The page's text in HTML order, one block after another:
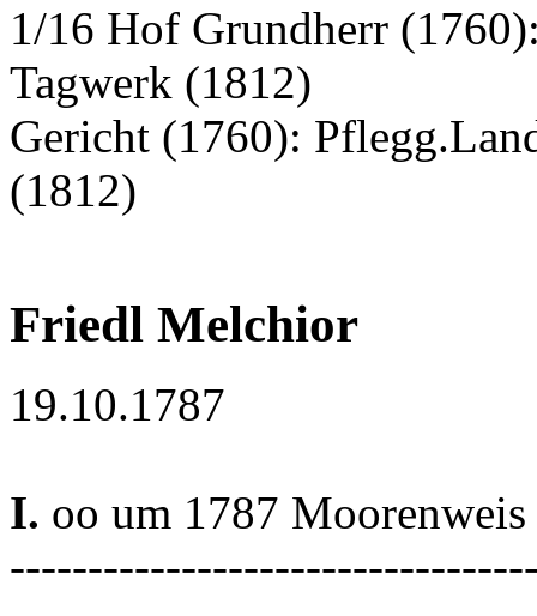
1/16 Hof Grundherr
Tagwerk (1812)
Gericht (1760):
(1812)
Friedl Melchior
19.10.1787
I. oo um 1787 Moorenweis